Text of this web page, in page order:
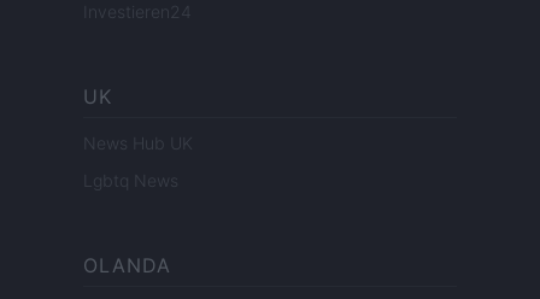
Investieren24
UK
News Hub UK
Lgbtq News
OLANDA